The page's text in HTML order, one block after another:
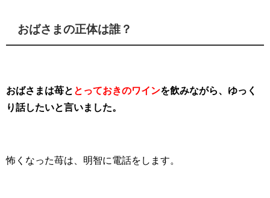
おばさまの正体は誰？
おばさまは苺と とっておきのワインを飲みながら、ゆっく
り話したいと言いました。
怖くなった苺は、明智に電話をします。